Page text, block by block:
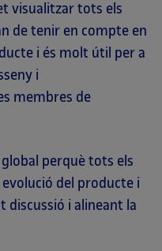
visualitzar tots els
de tenir en compte en
i és molt útil per a
i
membres de
perquè tots els
del producte i
discussió i alineant la